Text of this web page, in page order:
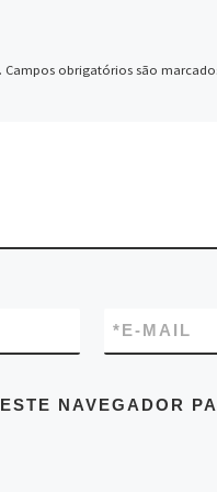
Campos obrigatórios são
E-MAIL
*
NAVEGADOR